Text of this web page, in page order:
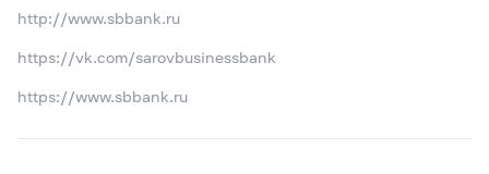
http://www.sbbank.ru
https://vk.com/sarovbusinessbank
https://www.sbbank.ru